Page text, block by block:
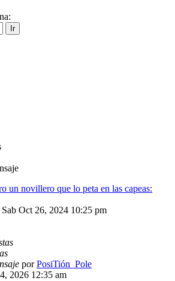
un novillero que lo peta en las capeas:
Sab Oct 26, 2024 10:25 pm
porPosiTión_Pole
2026 12:35 am